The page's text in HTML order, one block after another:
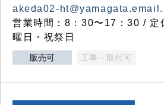
akeda02-
営業時間：8：30〜17：30 / 定
曜日・祝祭日
販売可 工事・取付可